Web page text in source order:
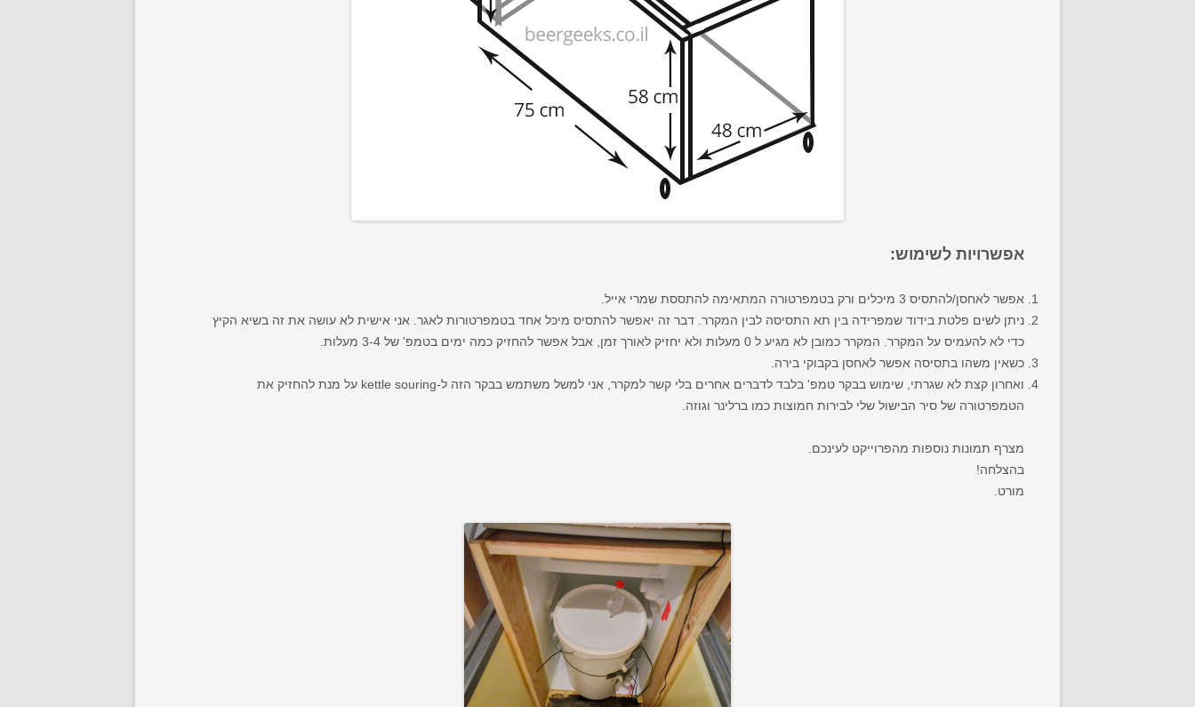
אפשרויות לשימוש:
אפשר לאחסן/להתסיס 3 מיכלים ורק בטמפרטורה המתאימה להתססת שמרי אייל.
ניתן לשים פלטת בידוד שמפרידה בין תא התסיסה לבין המקרר. דבר זה יאפשר להתסיס מיכל אחד בטמפרטורות לאגר. אני אישית לא עושה את זה בשיא הקיץ
כדי לא להעמיס על המקרר. המקרר כמובן לא מגיע ל 0 מעלות ולא יחזיק לאורך זמן, אבל אפשר להחזיק כמה ימים בטמפ' של 3-4 מעלות.
כשאין משהו בתסיסה אפשר לאחסן בקבוקי בירה.
ואחרון קצת לא שגרתי, שימוש בבקר טמפ' בלבד לדברים אחרים בלי קשר למקרר, אני למשל משתמש בבקר הזה ל-kettle souring על מנת להחזיק את
הטמפרטורה של סיר הבישול שלי לבירות חמוצות כמו ברלינר וגוזה.
מצרף תמונות נוספות מהפרוייקט לעינכם.
בהצלחה!
מורט.